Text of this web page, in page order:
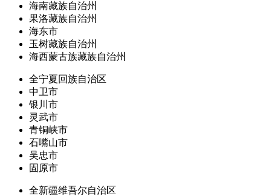
海南藏族自治州
果洛藏族自治州
海东市
玉树藏族自治州
海西蒙古族藏族自治州
全宁夏回族自治区
中卫市
银川市
灵武市
青铜峡市
石嘴山市
吴忠市
固原市
全新疆维吾尔自治区